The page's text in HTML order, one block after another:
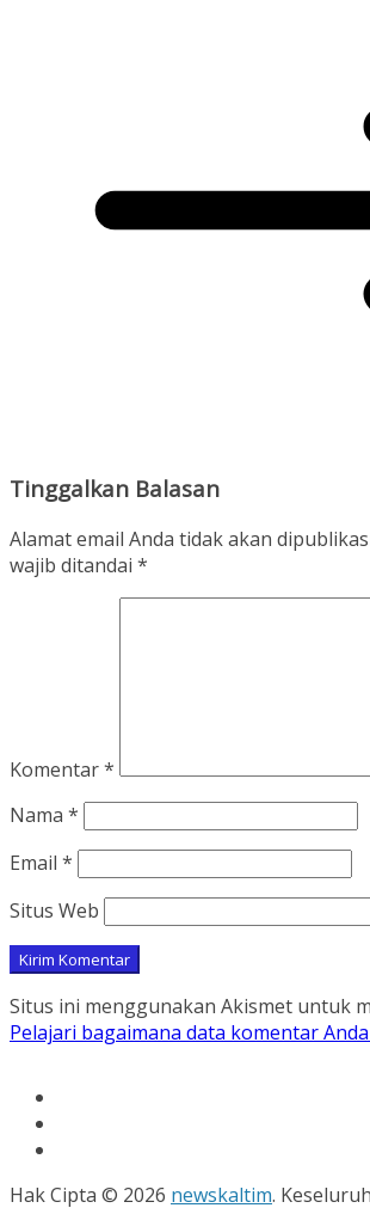
Tinggalkan Balasan
Alamat email Anda tidak akan
wajib ditandai *
Komentar*
Nama *
Email *
Situs Web
Situs ini menggunakan Akismet untuk
Pelajari bagaimana data komentar
Hak Cipta © 2026 newskaltim.